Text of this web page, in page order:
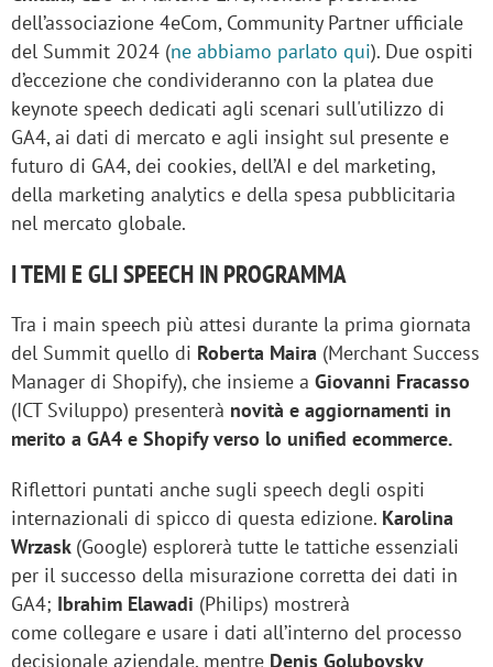
dell’associazione 4eCom, Community Partner ufficiale
del Summit 2024 (ne abbiamo parlato qui). Due ospiti
d’eccezione che condivideranno con la platea due
keynote speech dedicati agli scenari sull'utilizzo di
GA4, ai dati di mercato e agli insight sul presente e
futuro di GA4, dei cookies, dell’AI e del marketing,
della marketing analytics e della spesa pubblicitaria
nel mercato globale.
I TEMI E GLI SPEECH IN PROGRAMMA
Tra i main speech più attesi durante la prima giornata
del Summit quello di Roberta Maira (Merchant Success
Manager di Shopify), che insieme a Giovanni Fracasso
(ICT Sviluppo) presenterà novità e aggiornamenti in
merito a GA4 e Shopify verso lo unified ecommerce.
Riflettori puntati anche sugli speech degli ospiti
internazionali di spicco di questa edizione. Karolina
Wrzask (Google) esplorerà tutte le tattiche essenziali
per il successo della misurazione corretta dei dati in
GA4; Ibrahim Elawadi (Philips) mostrerà
come collegare e usare i dati all’interno del processo
decisionale aziendale, mentre Denis Golubovsky